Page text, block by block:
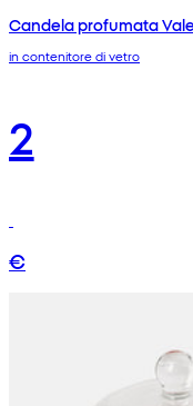
Candela profumata
in contenitore di vetro
2
€